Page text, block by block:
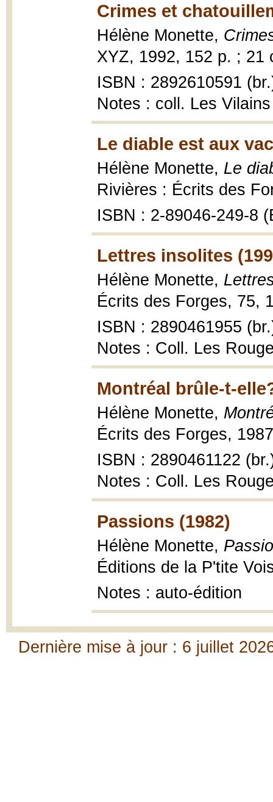
Crimes et
Hélène Monette,
XYZ, 1992, 152 p. ; 21
ISBN : 2892610591
Notes : coll. Les Vilains
Le diable est aux
Hélène Monette, Le
Rivières : Écrits des
ISBN : 2-89046-249-8
Lettres insolites
Hélène Monette,
Écrits des Forges, 75,
ISBN : 2890461955
Notes : Coll. Les
Montréal brûle-t-
Hélène Monette,
Écrits des Forges,
ISBN : 2890461122
Notes : Coll. Les
Passions (1982)
Hélène Monette,
Éditions de la P'tite
Notes : auto-édition
Dernière mise à jour : 6 juillet